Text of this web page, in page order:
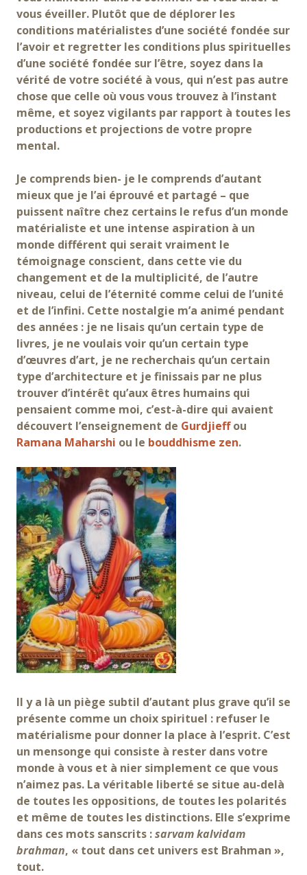
vous éveiller. Plutôt que de déplorer les
conditions matérialistes d’une société fondée sur
l’avoir et regretter les conditions plus spirituelles
d’une société fondée sur l’être, soyez dans la
vérité de votre société à vous, qui n’est pas autre
chose que celle où vous vous trouvez à l’instant
même, et soyez vigilants par rapport à toutes les
productions et projections de votre propre
mental.
Je comprends bien- je le comprends d’autant
mieux que je l’ai éprouvé et partagé – que
puissent naître chez certains le refus d’un monde
matérialiste et une intense aspiration à un
monde différent qui serait vraiment le
témoignage conscient, dans cette vie du
changement et de la multiplicité, de l’autre
niveau, celui de l’éternité comme celui de l’unité
et de l’infini. Cette nostalgie m’a animé pendant
des années : je ne lisais qu’un certain type de
livres, je ne voulais voir qu’un certain type
d’œuvres d’art, je ne recherchais qu’un certain
type d’architecture et je finissais par ne plus
trouver d’intérêt qu’aux êtres humains qui
pensaient comme moi, c’est-à-dire qui avaient
découvert l’enseignement de Gurdjieffou
Ramana Maharshi ou le bouddhisme zen.
Il y a là un piège subtil d’autant plus grave qu’il se
présente comme un choix spirituel : refuser le
matérialisme pour donner la place à l’esprit. C’est
un mensonge qui consiste à rester dans votre
monde à vous et à nier simplement ce que vous
n’aimez pas. La véritable liberté se situe au-delà
de toutes les oppositions, de toutes les polarités
et même de toutes les distinctions. Elle s’exprime
dans ces mots sanscrits :sarvam kalvidam
brahman, « tout dans cet univers est Brahman »,
tout.